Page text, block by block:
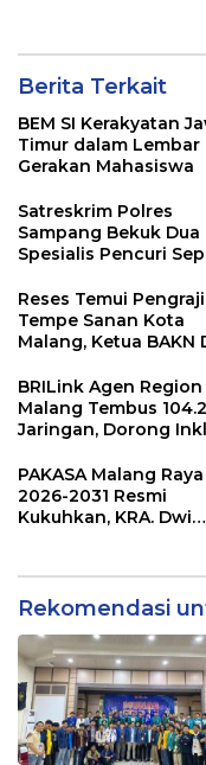
Berita Terkait
BEM SI Kerakyatan
Timur dalam Lembar
Gerakan Mahasiswa
Satreskrim Polres
Sampang Bekuk Dua
Spesialis Pencuri
Reses Temui
Tempe Sanan Kota
Malang, Ketua BAKN
Diwaduli Naiknya
Bahan Baku Utama
Kedelai
BRILink Agen Region
Malang Tembus
Jaringan, Dorong
PAKASA Malang Raya
2026-2031 Resmi
Kukuhkan, KRA. Dwi
Didapuk Jadi Ketua
Rekomendasi